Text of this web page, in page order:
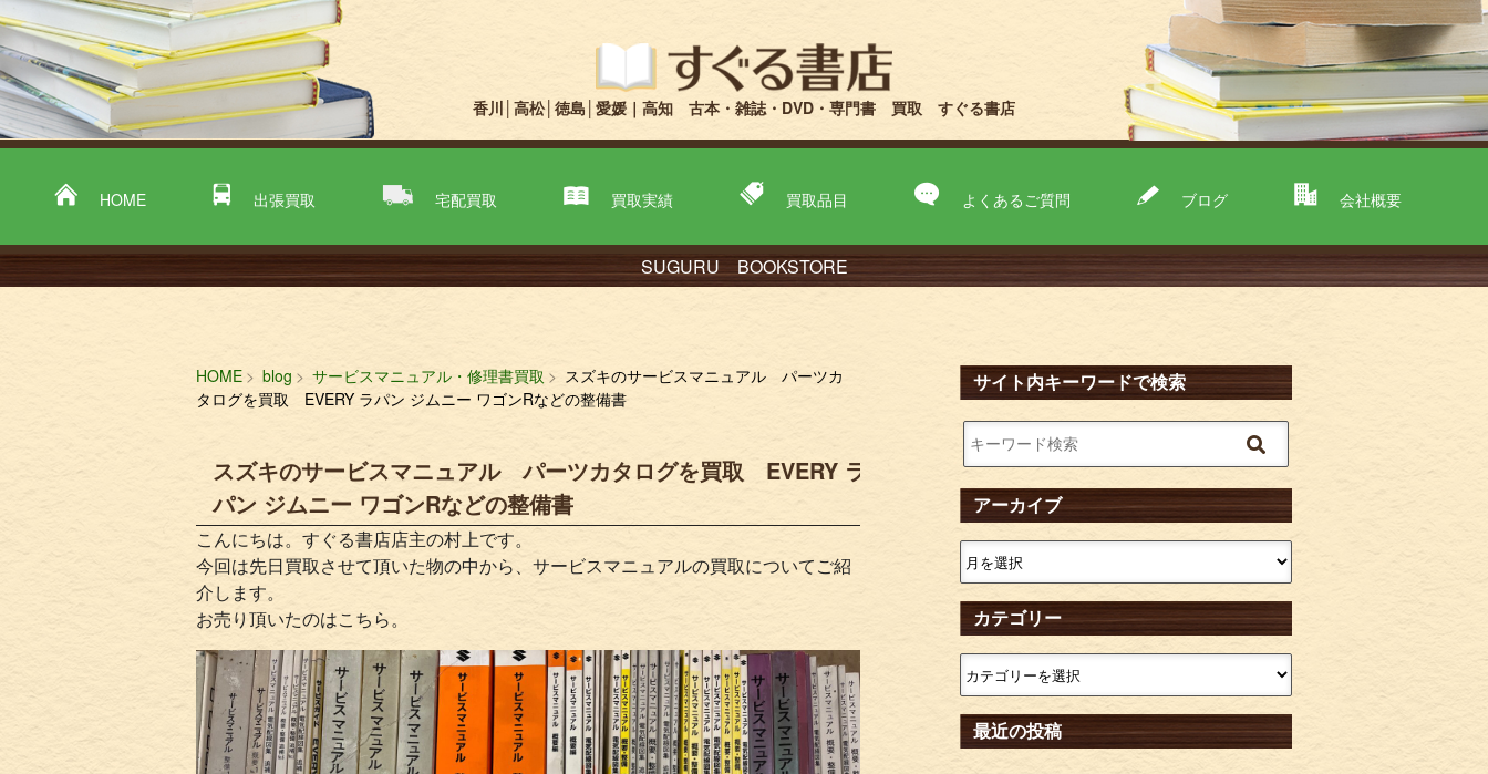
香川│高松│徳島│愛媛｜高知 古本・雑誌・DVD・専門書 買取 すぐる書店
HOME 出張買取 宅配買取 買取実績 買取品目 よくあるご質問 ブログ 会社概要
SUGURU BOOKSTORE
HOME blog サービスマニュアル・修理書買取
スズキのサービスマニュアル パーツカ
タログを買取 EVERY ラパン ジムニー ワゴンRなどの整備書
スズキのサービスマニュアル パーツカタログを買取 EVERY ラ
パン ジムニー ワゴンRなどの整備書
こんにちは。すぐる書店店主の村上です。
今回は先日買取させて頂いた物の中から、サービスマニュアルの買取についてご紹
介します。
お売り頂いたのはこちら。
サイト内キーワードで検索
アーカイブ
カテゴリー
最近の投稿